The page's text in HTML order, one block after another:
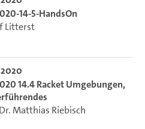
14-5-HandsOn
Litterst
14.4 Racket Umgebungen,
Matthias Riebisch